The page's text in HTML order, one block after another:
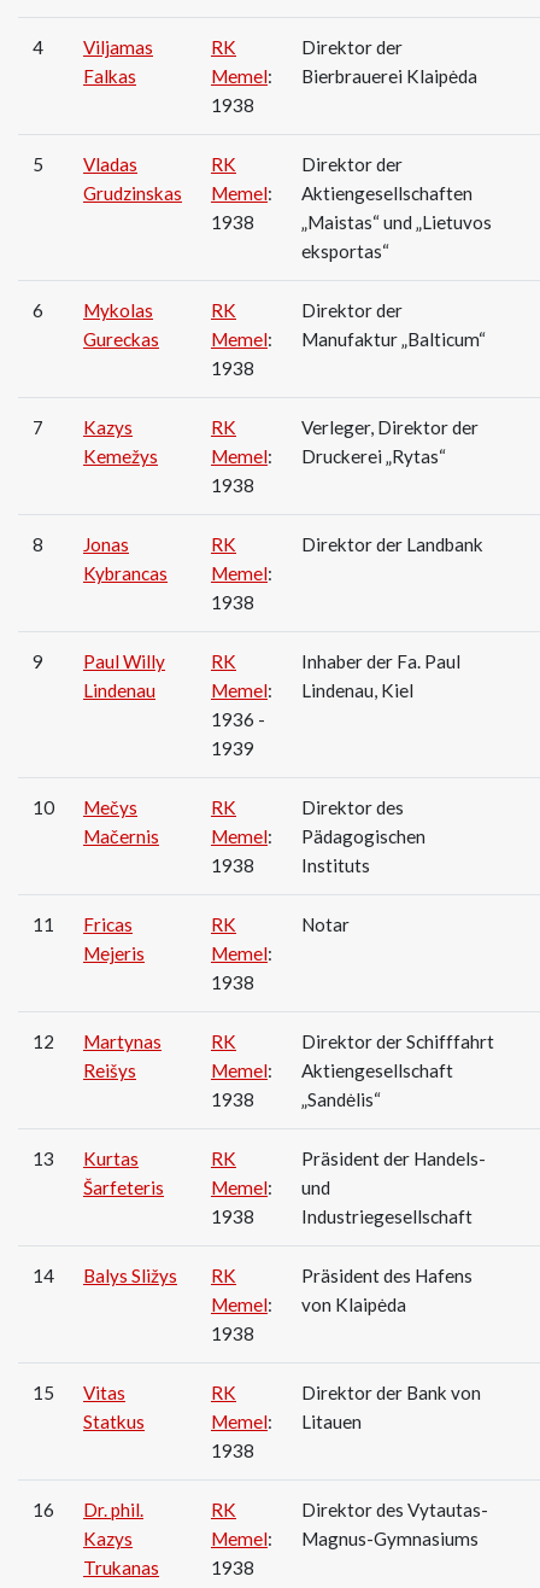
4
Viljamas
Falkas
RK
Memel:
1938
Direktor der
Bierbrauerei Klaipėda
5
Vladas
Grudzinskas
RK
Memel:
1938
Direktor der
Aktiengesellschaften
„Maistas“ und „Lietuvos
eksportas“
6
Mykolas
Gureckas
RK
Memel:
1938
Direktor der
Manufaktur „Balticum“
7
Kazys
Kemežys
RK
Memel:
1938
Verleger, Direktor der
Druckerei „Rytas“
8
Jonas
Kybrancas
RK
Memel:
1938
Direktor der Landbank
9
Paul Willy
Lindenau
RK
Memel:
1936 -
1939
Inhaber der Fa. Paul
Lindenau, Kiel
10
Mečys
Mačernis
RK
Memel:
1938
Direktor des
Pädagogischen
Instituts
11
Fricas
Mejeris
RK
Memel:
1938
Notar
12
Martynas
Reišys
RK
Memel:
1938
Direktor der Schifffahrt
Aktiengesellschaft
„Sandėlis“
13
Kurtas
Šarfeteris
RK
Memel:
1938
Präsident der Handels-
und
Industriegesellschaft
14 Balys Sližys
RK
Memel:
1938
Präsident des Hafens
von Klaipėda
15
Vitas
Statkus
RK
Memel:
1938
Direktor der Bank von
Litauen
16
Dr. phil.
Kazys
Trukanas
RK
Memel:
1938
Direktor des Vytautas-
Magnus-Gymnasiums